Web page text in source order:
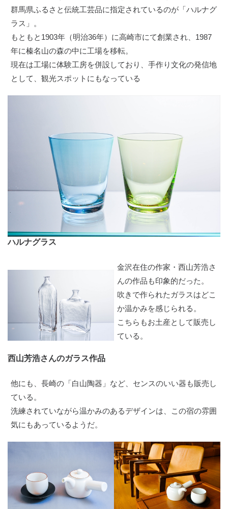
群馬県ふるさと伝統工芸品に指定されているのが「ハルナグ
ラス」。
もともと1903年（明治36年）に高崎市にて創業され、1987
年に榛名山の森の中に工場を移転。
現在は工場に体験工房を併設しており、手作り文化の発信地
として、観光スポットにもなっている
ハルナグラス
金沢在住の作家・西山芳浩さ
んの作品も印象的だった。
吹きで作られたガラスはどこ
か温かみを感じられる。
こちらもお土産として販売し
ている。
西山芳浩さんのガラス作品
他にも、長崎の「白山陶器」など、センスのいい器も販売し
ている。
洗練されていながら温かみのあるデザインは、この宿の雰囲
気にもあっているようだ。